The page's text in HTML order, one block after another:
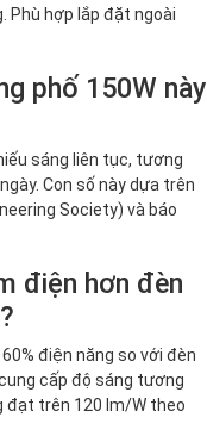
Phù hợp lắp đặt ngoài
phố 150W này
sáng liên tục, tương
Con số này dựa trên
Society) và báo
điện hơn đèn
điện năng so với đèn
cấp độ sáng tương
đạt trên 120 lm/W theo